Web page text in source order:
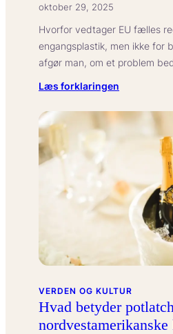
oktober 29, 2025
Hvorfor vedtager EU fælles
engangsplastik, men ikke for
afgør man, om et problem
Læs forklaringen
betyder
VERDEN OG KULTUR
Hvad betyder